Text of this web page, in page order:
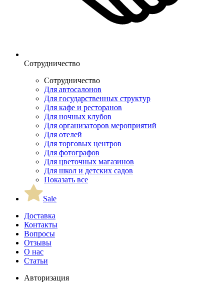
Сотрудничество
Сотрудничество
Для автосалонов
Для государственных структур
Для кафе и ресторанов
Для ночных клубов
Для организаторов мероприятий
Для отелей
Для торговых центров
Для фотографов
Для цветочных магазинов
Для школ и детских садов
Показать все
Sale
Доставка
Контакты
Вопросы
Отзывы
О нас
Статьи
Авторизация